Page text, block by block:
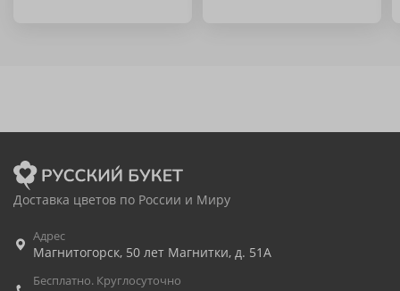
Доставка цветов по России и Миру
Адрес
Магнитогорск, 50 лет Магнитки, д. 51А
Бесплатно. Круглосуточно